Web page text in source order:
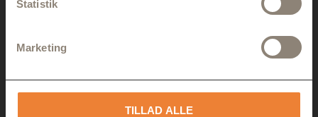
Statistik
Marketing
TILLAD ALLE